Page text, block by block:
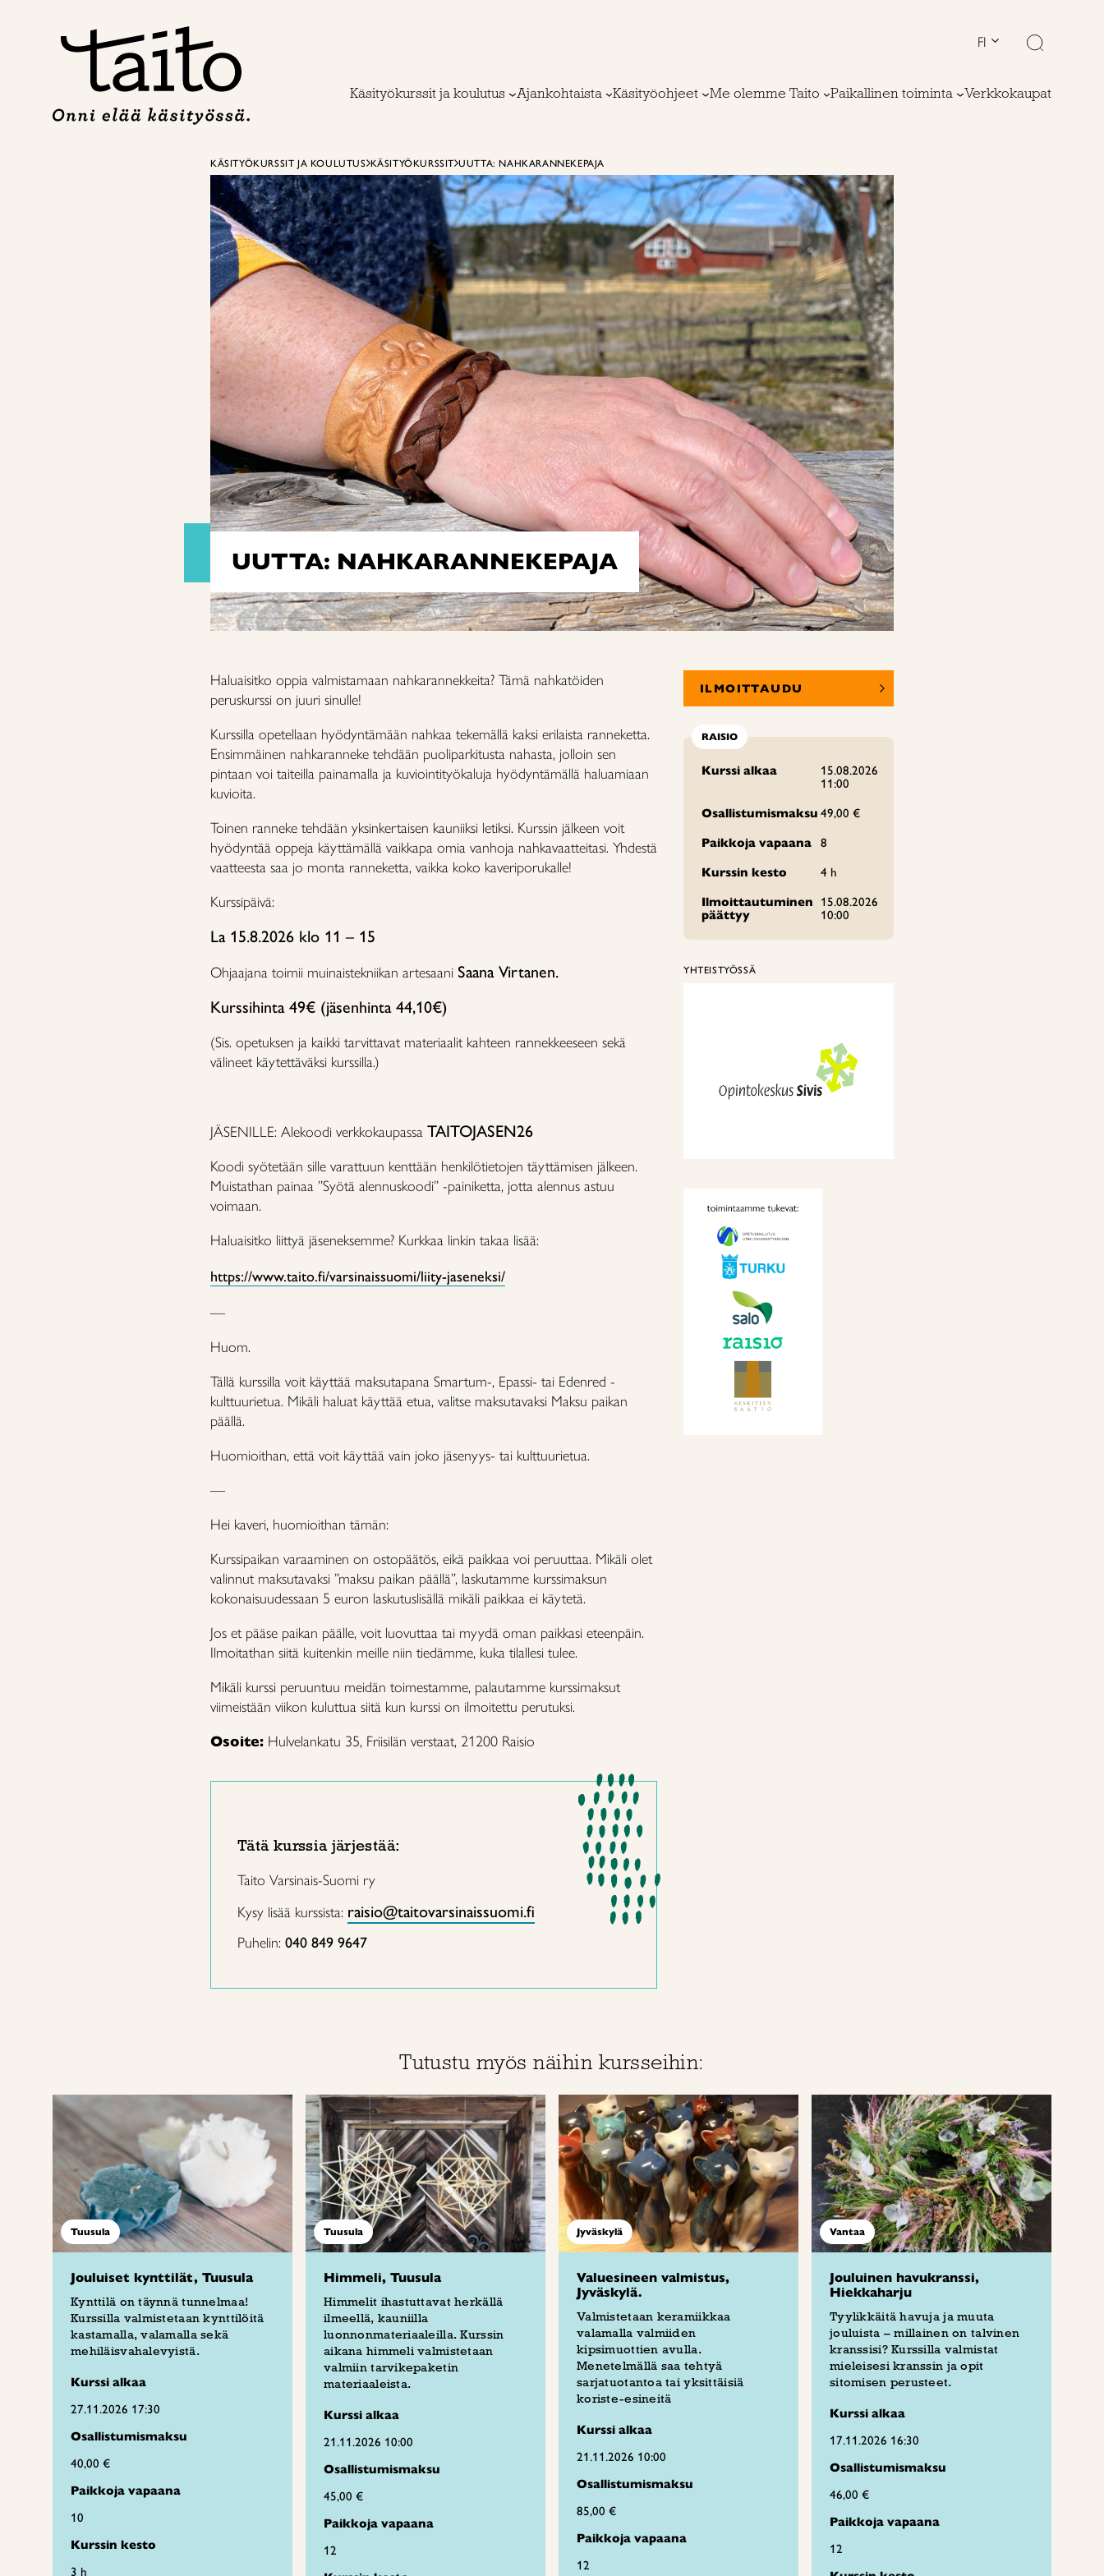
FI
Käsityökurssit ja koulutus Ajankohtaista Käsityöohjeet Me olemme Taito Paikallinen toiminta Verkkokaupat
KÄSITYÖKURSSIT JA KOULUTUS KÄSITYÖKURSSIT UUTTA: NAHKARANNEKEPAJA
UUTTA: NAHKARANNEKEPAJA
Haluaisitko oppia valmistamaan nahkarannekkeita? Tämä nahkatöiden
peruskurssi on juuri sinulle!
Kurssilla opetellaan hyödyntämään nahkaa tekemällä kaksi erilaista ranneketta.
Ensimmäinen nahkaranneke tehdään puoliparkitusta nahasta, jolloin sen
pintaan voi taiteilla painamalla ja kuviointityökaluja hyödyntämällä haluamiaan
kuvioita.
Toinen ranneke tehdään yksinkertaisen kauniiksi letiksi. Kurssin jälkeen voit
hyödyntää oppeja käyttämällä vaikkapa omia vanhoja nahkavaatteitasi. Yhdestä
vaatteesta saa jo monta ranneketta, vaikka koko kaveriporukalle!
Kurssipäivä:
La 15.8.2026 klo 11 – 15
Ohjaajana toimii muinaistekniikan artesaani Saana Virtanen.
Kurssihinta 49€ (jäsenhinta 44,10€)
(Sis. opetuksen ja kaikki tarvittavat materiaalit kahteen rannekkeeseen sekä
välineet käytettäväksi kurssilla.)
JÄSENILLE: Alekoodi verkkokaupassa TAITOJASEN26
Koodi syötetään sille varattuun kenttään henkilötietojen täyttämisen jälkeen.
Muistathan painaa ”Syötä alennuskoodi” -painiketta, jotta alennus astuu
voimaan.
Haluaisitko liittyä jäseneksemme? Kurkkaa linkin takaa lisää:
https://www.taito.fi/varsinaissuomi/liity-jaseneksi/
—
Huom.
Tällä kurssilla voit käyttää maksutapana Smartum-, Epassi- tai Edenred -
kulttuurietua. Mikäli haluat käyttää etua, valitse maksutavaksi Maksu paikan
päällä.
Huomioithan, että voit käyttää vain joko jäsenyys- tai kulttuurietua.
—
Hei kaveri, huomioithan tämän:
Kurssipaikan varaaminen on ostopäätös, eikä paikkaa voi peruuttaa. Mikäli olet
valinnut maksutavaksi ”maksu paikan päällä”, laskutamme kurssimaksun
kokonaisuudessaan 5 euron laskutuslisällä mikäli paikkaa ei käytetä.
Jos et pääse paikan päälle, voit luovuttaa tai myydä oman paikkasi eteenpäin.
Ilmoitathan siitä kuitenkin meille niin tiedämme, kuka tilallesi tulee.
Mikäli kurssi peruuntuu meidän toimestamme, palautamme kurssimaksut
viimeistään viikon kuluttua siitä kun kurssi on ilmoitettu perutuksi.
Osoite: Hulvelankatu 35, Friisilän verstaat, 21200 Raisio
Tätä kurssia järjestää:
Taito Varsinais-Suomi ry
Kysy lisää kurssista: raisio@taitovarsinaissuomi.fi
Puhelin: 040 849 9647
ILMOITTAUDU
RAISIO
Kurssi alkaa
15.08.2026
11:00
Osallistumismaksu 49,00 €
Paikkoja vapaana
8
Kurssin kesto
4 h
Ilmoittautuminen
päättyy
15.08.2026
10:00
YHTEISTYÖSSÄ
Tutustu myös näihin kursseihin:
Tuusula
Jouluiset kynttilät, Tuusula
Kynttilä on täynnä tunnelmaa!
Kurssilla valmistetaan kynttilöitä
kastamalla, valamalla sekä
mehiläisvahalevyistä.
Kurssi alkaa
27.11.2026 17:30
Osallistumismaksu
40,00 €
Paikkoja vapaana
10
Kurssin kesto
3 h
Tuusula
Himmeli, Tuusula
Himmelit ihastuttavat herkällä
ilmeellä, kauniilla
luonnonmateriaaleilla. Kurssin
aikana himmeli valmistetaan
valmiin tarvikepaketin
materiaaleista.
Kurssi alkaa
21.11.2026 10:00
Osallistumismaksu
45,00 €
Paikkoja vapaana
12
Jyväskylä
Valuesineen valmistus,
Jyväskylä.
Valmistetaan keramiikkaa
valamalla valmiiden
kipsimuottien avulla.
Menetelmällä saa tehtyä
sarjatuotantoa tai yksittäisiä
koriste-esineitä
Kurssi alkaa
21.11.2026 10:00
Osallistumismaksu
85,00 €
Paikkoja vapaana
12
Vantaa
Jouluinen havukranssi,
Hiekkaharju
Tyylikkäitä havuja ja muuta
jouluista – millainen on talvinen
kranssisi? Kurssilla valmistat
mieleisesi kranssin ja opit
sitomisen perusteet.
Kurssi alkaa
17.11.2026 16:30
Osallistumismaksu
46,00 €
Paikkoja vapaana
12